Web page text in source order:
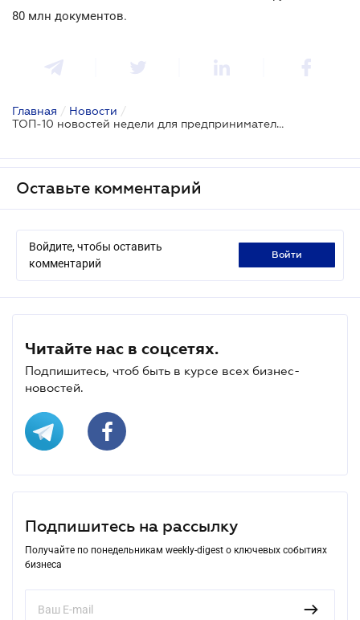
80 млн документов.
Главная / Новости /
ТОП-10 новостей недели для предпринимателей
Оставьте комментарий
Войдите, чтобы оставить
комментарий
войти
Читайте нас в соцсетях.
Подпишитесь, чтоб быть в курсе всех бизнес-
новостей.
Подпишитесь на рассылку
Получайте по понедельникам weekly-digest о ключевых событиях
бизнеса